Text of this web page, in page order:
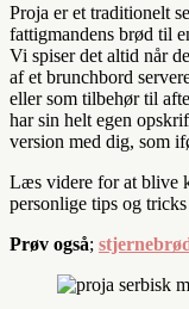
Proja er et traditionelt
fattigmandens brød til
Vi spiser det altid når
af et brunchbord
eller som tilbehør til
har sin helt egen
version med dig, som
Læs videre for at blive
personlige tips og
Prøv også;